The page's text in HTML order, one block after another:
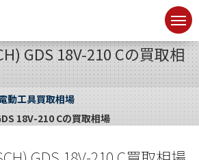
GDS 18V-210 Cの買取相
動工具買取相場
18V-210 Cの買取相場